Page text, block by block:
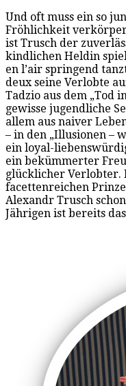
Und oft muss ein so
Fröhlichkeit
ist Trusch der
kindlichen Heldin
en l’air springend
deux seine Verlobte
Tadzio aus dem „Tod
gewisse jugendliche
allem aus naiver
– in den „Illusionen –
ein loyal-
ein bekümmerter
glücklicher Verlobter.
facettenreichen
Alexandr Trusch
Jährigen ist bereits